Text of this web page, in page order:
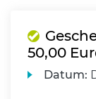
50,00
Datum: